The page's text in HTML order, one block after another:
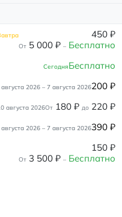
450 ₽
От 5 000 ₽ – Бесплатно
СегодняБесплатно
2026 – 7 августа 2026200 ₽
августа 2026От 180 ₽ до 220 ₽
2026 – 7 августа 2026390 ₽
150 ₽
От 3 500 ₽ – Бесплатно